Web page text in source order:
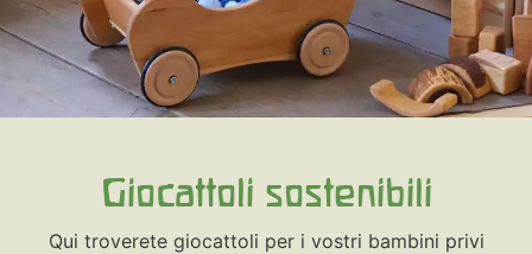
Giocattoli sostenibili
Qui troverete giocattoli per i vostri bambini privi